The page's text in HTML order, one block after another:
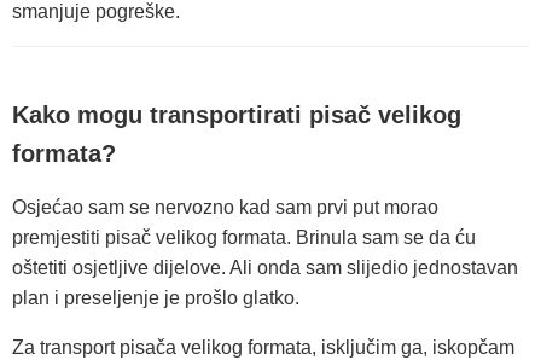
smanjuje pogreške.
Kako mogu transportirati pisač velikog
formata?
Osjećao sam se nervozno kad sam prvi put morao
premjestiti pisač velikog formata. Brinula sam se da ću
oštetiti osjetljive dijelove. Ali onda sam slijedio jednostavan
plan i preseljenje je prošlo glatko.
Za transport pisača velikog formata, isključim ga, iskopčam